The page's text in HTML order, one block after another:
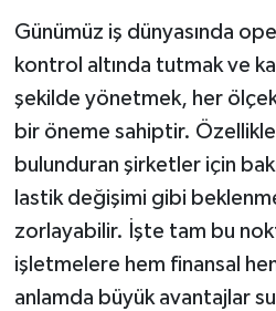
Günümüz iş dünyasında
kontrol altında tutmak ve
şekilde yönetmek, her
bir öneme sahiptir.
bulunduran şirketler için
lastik değişimi gibi
zorlayabilir. İşte tam bu
işletmelere hem finansal
anlamda büyük avantajlar